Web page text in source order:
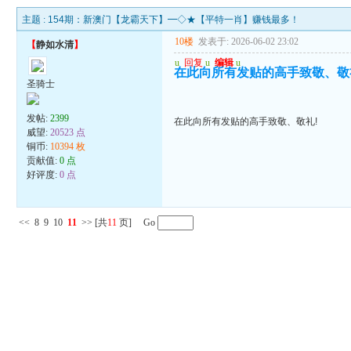
主题 : 154期：新澳门【龙霸天下】━◇★【平特一肖】赚钱最多！
【静如水清】
圣骑士
发帖:2399
威望:20523 点
铜币: 10394 枚
贡献值:0 点
好评度:0 点
10楼 发表于: 2026-06-02 23:02
u 回复 u 编辑 u
在此向所有发贴的高手致敬、
在此向所有发贴的高手致敬、敬礼!
<< 8 9 10 11 >> [共11 页] Go